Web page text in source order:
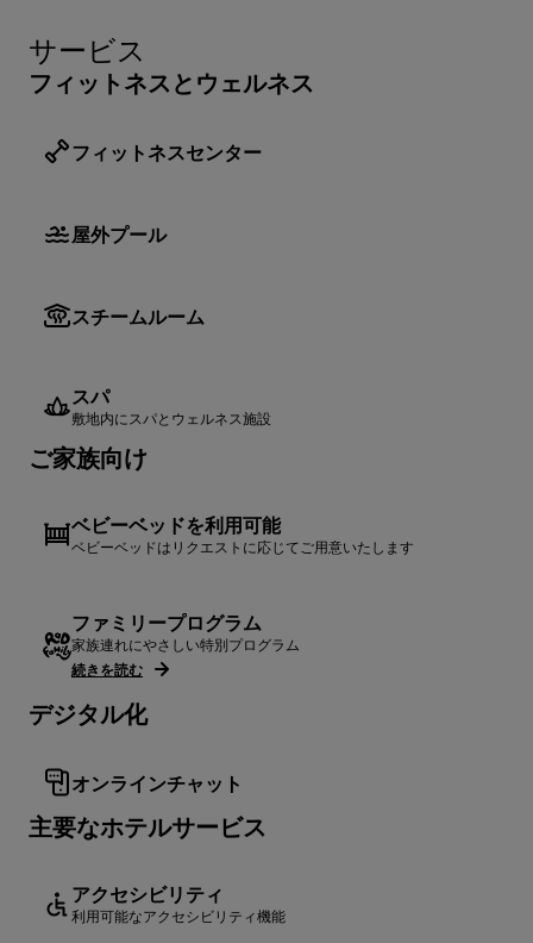
サービス
フィットネスとウェルネス
フィットネスセンター
屋外プール
スチームルーム
スパ
敷地内にスパとウェルネス施設
ご家族向け
ベビーベッドを利用可能
ベビーベッドはリクエストに応じてご用意いたします
ファミリープログラム
家族連れにやさしい特別プログラム
続きを読む
デジタル化
オンラインチャット
主要なホテルサービス
アクセシビリティ
利用可能なアクセシビリティ機能